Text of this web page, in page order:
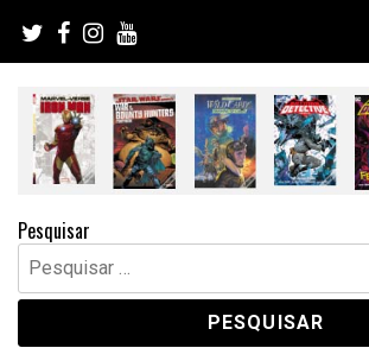
content
Pesquisar
Pesquisar
por: